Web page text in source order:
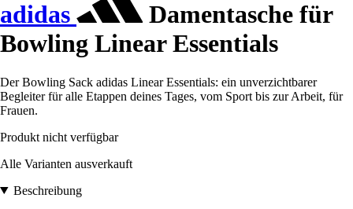
adidas
Damentasche für
Bowling Linear Essentials
Der Bowling Sack adidas Linear Essentials: ein unverzichtbarer
Begleiter für alle Etappen deines Tages, vom Sport bis zur Arbeit, für
Frauen.
Produkt nicht verfügbar
Alle Varianten ausverkauft
Beschreibung